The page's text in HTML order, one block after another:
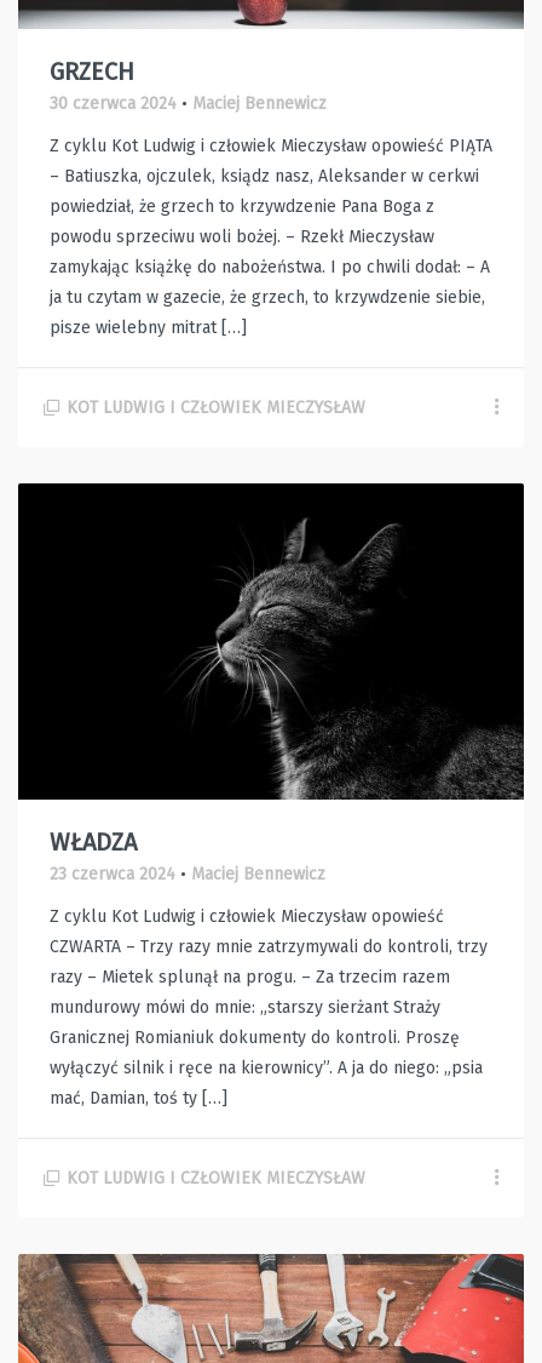
GRZECH
30 czerwca 2024 • Maciej Bennewicz
Z cyklu Kot Ludwig i człowiek Mieczysław opowieść PIĄTA
– Batiuszka, ojczulek, ksiądz nasz, Aleksander w cerkwi
powiedział, że grzech to krzywdzenie Pana Boga z
powodu sprzeciwu woli bożej. – Rzekł Mieczysław
zamykając książkę do nabożeństwa. I po chwili dodał: – A
ja tu czytam w gazecie, że grzech, to krzywdzenie siebie,
pisze wielebny mitrat […]
KOT LUDWIG I CZŁOWIEK MIECZYSŁAW
WŁADZA
23 czerwca 2024 • Maciej Bennewicz
Z cyklu Kot Ludwig i człowiek Mieczysław opowieść
CZWARTA – Trzy razy mnie zatrzymywali do kontroli, trzy
razy – Mietek splunął na progu. – Za trzecim razem
mundurowy mówi do mnie: „starszy sierżant Straży
Granicznej Romianiuk dokumenty do kontroli. Proszę
wyłączyć silnik i ręce na kierownicy”. A ja do niego: „psia
mać, Damian, toś ty […]
KOT LUDWIG I CZŁOWIEK MIECZYSŁAW